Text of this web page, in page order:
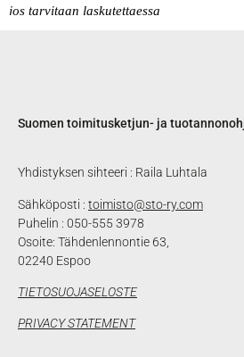
Suomen toimitusketjun- ja
Yhdistyksen sihteeri : Raila Luhtala
Sähköposti : toimisto@sto-ry.com
Puhelin : 050-555 3978
Osoite: Tähdenlennontie 63,
02240 Espoo
TIETOSUOJASELOSTE
PRIVACY STATEMENT